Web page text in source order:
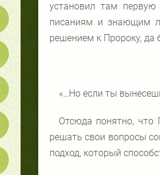
установил там
писаниям и знающим
решением к Пророку, да
«…Но если ты
Отсюда понятно, что
решать свои вопросы
подход, который